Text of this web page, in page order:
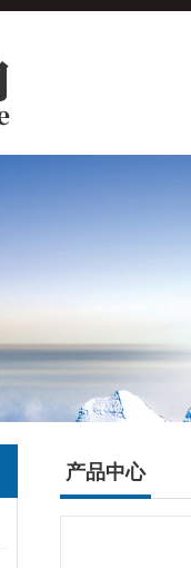
产品中心